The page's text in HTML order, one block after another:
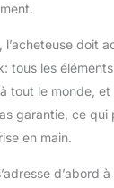
l’acheteuse doit
tous les
tout le monde,
garantie, ce
en main.
d’abord à